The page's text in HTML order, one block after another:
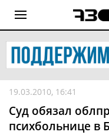
19.03.2010, 16:41
Суд обязал
психбольнице в